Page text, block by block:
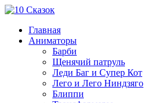
Главная
Аниматоры
Барби
Щенячий патруль
Леди Баг и Супер Кот
Лего и Лего Ниндзяго
Блиппи